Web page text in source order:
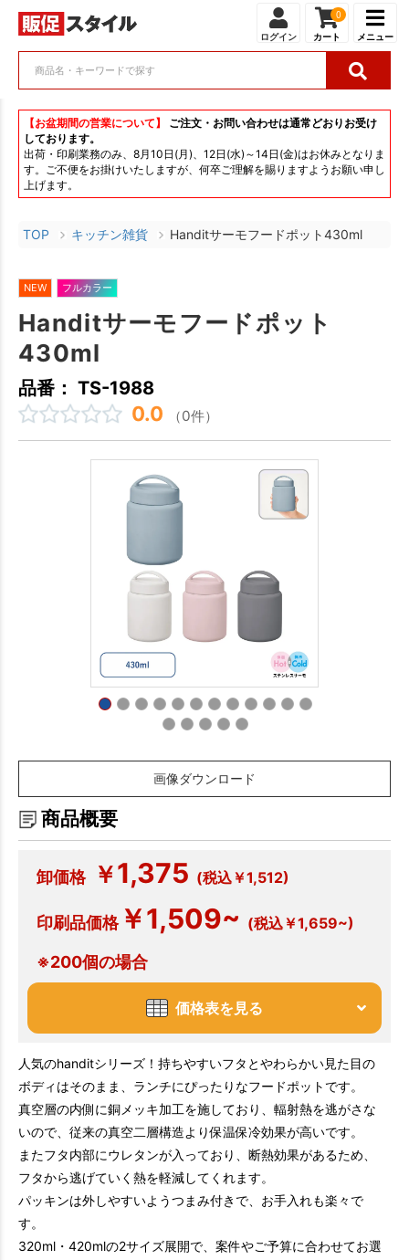
ログイン
0
カート メニュー
【お盆期間の営業について】
ご注文・お問い合わせは通常どおりお受け
しております。
出荷・印刷業務のみ、8月10日(月)、12日(水)～14日(金)はお休みとなりま
す。ご不便をお掛けいたしますが、何卒ご理解を賜りますようお願い申し
上げます。
TOP キッチン雑貨 Handitサーモフードポット430ml
NEW フルカラー
Handitサーモフードポット
430ml
品番： TS-1988
0.0 （0件）
画像ダウンロード
商品概要
卸価格 ￥1,375 (税込￥1,512)
印刷品価格￥1,509~ (税込￥1,659~)
※200個の場合
価格表を見る
人気のhanditシリーズ！持ちやすいフタとやわらかい見た目の
ボディはそのまま、ランチにぴったりなフードポットです。
真空層の内側に銅メッキ加工を施しており、輻射熱を逃がさな
いので、従来の真空二層構造より保温保冷効果が高いです。
またフタ内部にウレタンが入っており、断熱効果があるため、
フタから逃げていく熱を軽減してくれます。
パッキンは外しやすいようつまみ付きで、お手入れも楽々で
す。
320ml・420mlの2サイズ展開で、案件やご予算に合わせてお選